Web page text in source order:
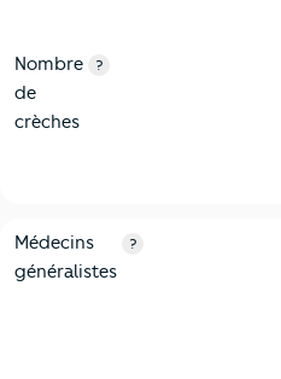
Nombre
de
crèches
?
5-Commerces
Critères Marseille 14
Médecins
généralistes
?